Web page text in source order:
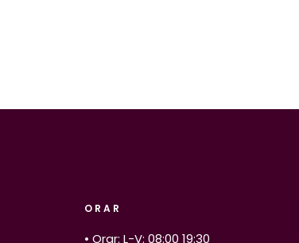
ORAR
• Orar: L-V: 08:00 19:30